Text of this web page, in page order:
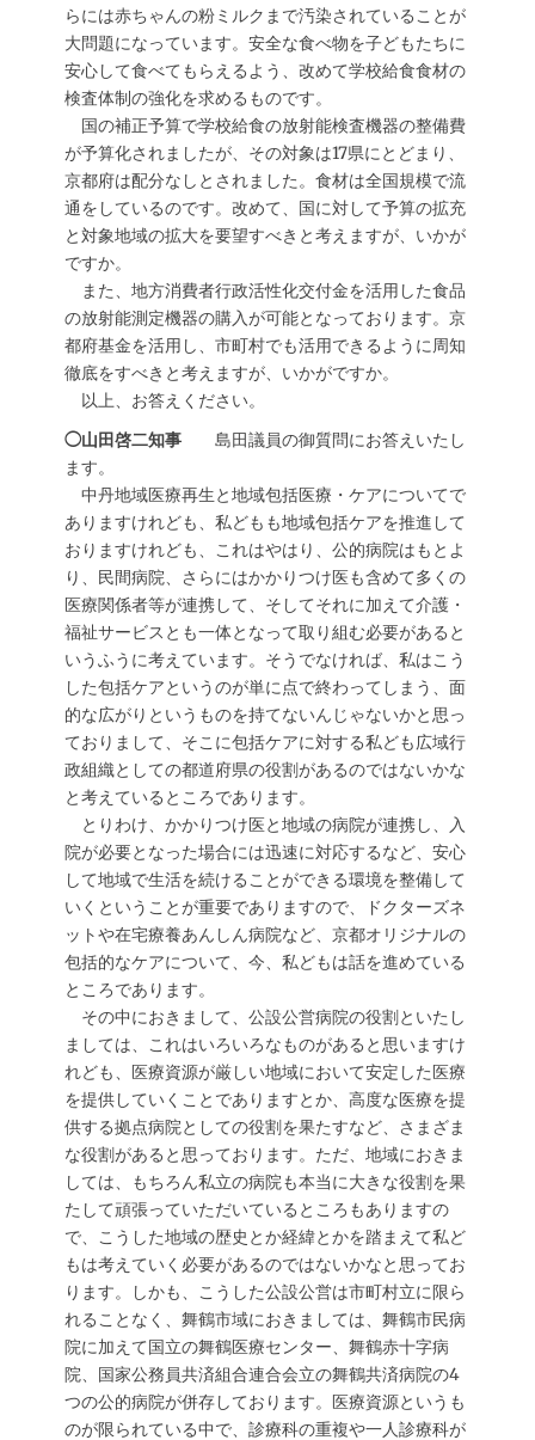
らには赤ちゃんの粉ミルクまで汚染されていることが
大問題になっています。安全な食べ物を子どもたちに
安心して食べてもらえるよう、改めて学校給食食材の
検査体制の強化を求めるものです。
国の補正予算で学校給食の放射能検査機器の整備費
が予算化されましたが、その対象は17県にとどまり、
京都府は配分なしとされました。食材は全国規模で流
通をしているのです。改めて、国に対して予算の拡充
と対象地域の拡大を要望すべきと考えますが、いかが
ですか。
また、地方消費者行政活性化交付金を活用した食品
の放射能測定機器の購入が可能となっております。京
都府基金を活用し、市町村でも活用できるように周知
徹底をすべきと考えますが、いかがですか。
以上、お答えください。
◯山田啓二知事 島田議員の御質問にお答えいたし
ます。
中丹地域医療再生と地域包括医療・ケアについてで
ありますけれども、私どもも地域包括ケアを推進して
おりますけれども、これはやはり、公的病院はもとよ
り、民間病院、さらにはかかりつけ医も含めて多くの
医療関係者等が連携して、そしてそれに加えて介護・
福祉サービスとも一体となって取り組む必要があると
いうふうに考えています。そうでなければ、私はこう
した包括ケアというのが単に点で終わってしまう、面
的な広がりというものを持てないんじゃないかと思っ
ておりまして、そこに包括ケアに対する私ども広域行
政組織としての都道府県の役割があるのではないかな
と考えているところであります。
とりわけ、かかりつけ医と地域の病院が連携し、入
院が必要となった場合には迅速に対応するなど、安心
して地域で生活を続けることができる環境を整備して
いくということが重要でありますので、ドクターズネ
ットや在宅療養あんしん病院など、京都オリジナルの
包括的なケアについて、今、私どもは話を進めている
ところであります。
その中におきまして、公設公営病院の役割といたし
ましては、これはいろいろなものがあると思いますけ
れども、医療資源が厳しい地域において安定した医療
を提供していくことでありますとか、高度な医療を提
供する拠点病院としての役割を果たすなど、さまざま
な役割があると思っております。ただ、地域におきま
しては、もちろん私立の病院も本当に大きな役割を果
たして頑張っていただいているところもありますの
で、こうした地域の歴史とか経緯とかを踏まえて私ど
もは考えていく必要があるのではないかなと思ってお
ります。しかも、こうした公設公営は市町村立に限ら
れることなく、舞鶴市域におきましては、舞鶴市民病
院に加えて国立の舞鶴医療センター、舞鶴赤十字病
院、国家公務員共済組合連合会立の舞鶴共済病院の4
つの公的病院が併存しております。医療資源というも
のが限られている中で、診療科の重複や一人診療科が